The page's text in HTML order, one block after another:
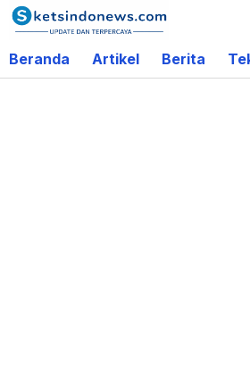
Lewati
ke
konten
Beranda Artikel Berita